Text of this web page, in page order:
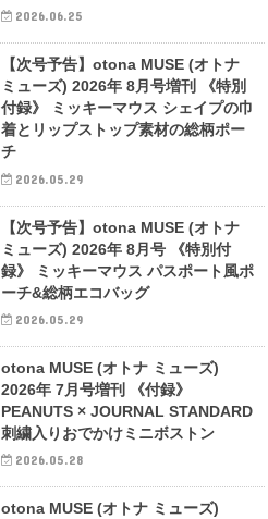
2026.06.25
【次号予告】otona MUSE (オトナ
ミューズ) 2026年 8月号増刊 《特別
付録》 ミッキーマウス シェイプの巾
着とリップストップ素材の総柄ポー
チ
2026.05.29
【次号予告】otona MUSE (オトナ
ミューズ) 2026年 8月号 《特別付
録》 ミッキーマウス パスポート風ポ
ーチ&総柄エコバッグ
2026.05.29
otona MUSE (オトナ ミューズ)
2026年 7月号増刊 《付録》
PEANUTS × JOURNAL STANDARD
刺繍入りおでかけミニボストン
2026.05.28
otona MUSE (オトナ ミューズ)